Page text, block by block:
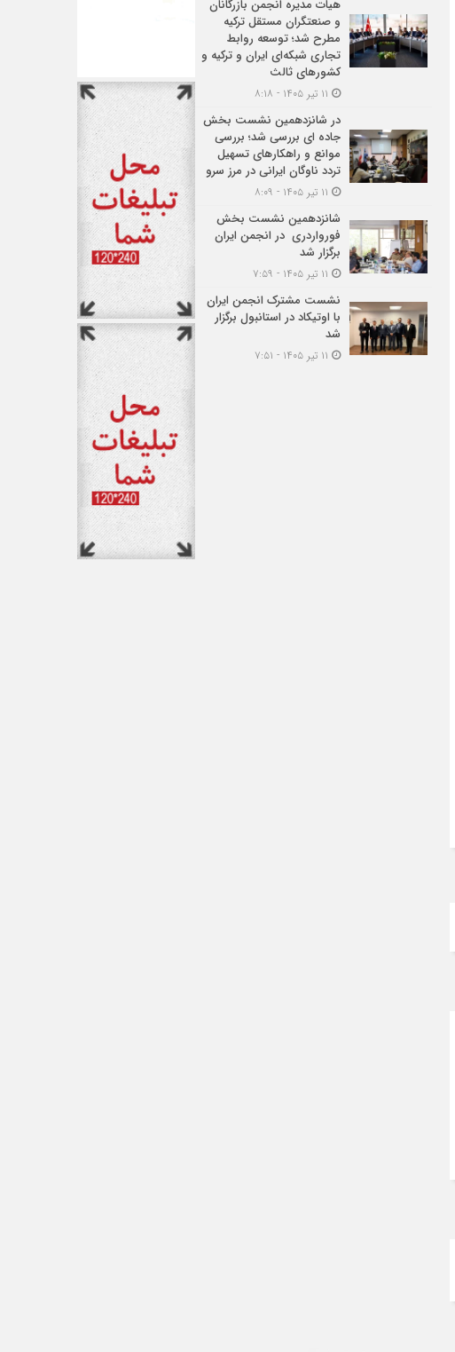
هیات مدیره انجمن بازرگانان
و صنعتگران مستقل ترکیه
مطرح شد؛ توسعه روابط
تجاری شبکه‌ای ایران و ترکیه و
کشورهای ثالث
در شانزدهمین نشست بخش
جاده ای بررسی شد؛ بررسی
موانع و راهکارهای تسهیل
تردد ناوگان ایرانی در مرز سرو
شانزدهمین نشست بخش
فورواردری در انجمن ایران
برگزار شد
نشست مشترک انجمن ایران
با اوتیکاد در استانبول برگزار
شد